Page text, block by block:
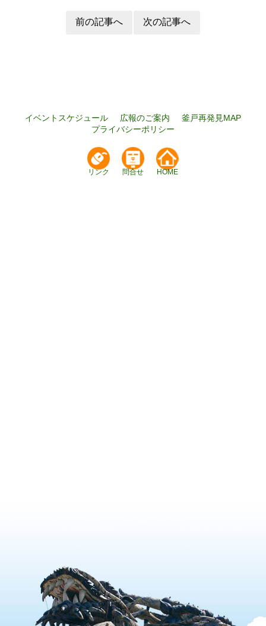
前の記事へ 次の記事へ
イベントスケジュール 広報のご案内
釜戸再発見MAP
プライバシーポリシー
リンク 問合せ HOME